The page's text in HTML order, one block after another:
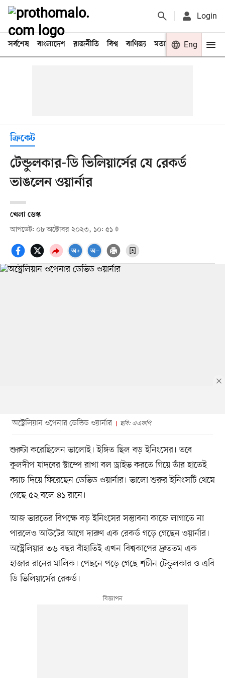
Login
সর্বশেষ বাংলাদেশ রাজনীতি বিশ্ব বাণিজ্য মতামত খেলা
Eng
ক্রিকেট
টেন্ডুলকার-ডি ভিলিয়ার্সের যে রেকর্ড
ভাঙলেন ওয়ার্নার
খেলা ডেস্ক
আপডেট: ০৮ অক্টোবর ২০২৩, ১০: ৫১
অস্ট্রেলিয়ান ওপেনার ডেভিড ওয়ার্নার ছবি: এএফপি
শুরুটা করেছিলেন ভালোই। ইঙ্গিত ছিল বড় ইনিংসের। তবে
কুলদীপ যাদবের স্টাম্পে রাখা বল ড্রাইভ করতে গিয়ে তাঁর হাতেই
ক্যাচ দিয়ে ফিরেছেন ডেভিড ওয়ার্নার। ভালো শুরুর ইনিংসটি থেমে
গেছে ৫২ বলে ৪১ রানে।
আজ ভারতের বিপক্ষে বড় ইনিংসের সম্ভাবনা কাজে লাগাতে না
পারলেও আউটের আগে দারুণ এক রেকর্ড গড়ে গেছেন ওয়ার্নার।
অস্ট্রেলিয়ার ৩৬ বছর বাঁহাতিই এখন বিশ্বকাপের দ্রুততম এক
হাজার রানের মালিক। পেছনে পড়ে গেছে শচীন টেন্ডুলকার ও এবি
ডি ভিলিয়ার্সের রেকর্ড।